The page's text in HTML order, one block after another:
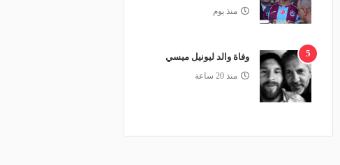
منذ يوم
5 وفاة والد ليونيل ميسي
منذ 20 ساعة